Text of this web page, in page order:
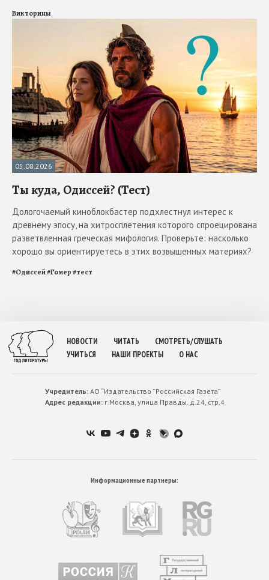
Викторины
05.08.2026
Ты куда, Одиссей? (Тест)
Дологочаемый киноблокбастер подхлестнул интерес к
древнему эпосу, на хитросплетения которого спроецирована
разветвленная греческая мифология. Проверьте: насколько
хорошо вы ориентируетесь в этих возвышенных материях?
#Одиссей#Гомер#тест
НОВОСТИ ЧИТАТЬ
СМОТРЕТЬ/СЛУШАТЬ
УЧИТЬСЯ
НАШИ ПРОЕКТЫ О НАС
Учредитель:АО “Издательство ”Российская Газета”
Адрес редакции:г.Москва, улица Правды. д.24, стр.4
Информационные партнеры: